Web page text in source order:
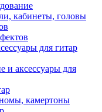
кабинеты, головы
для гитар
и аксессуары для
камертоны